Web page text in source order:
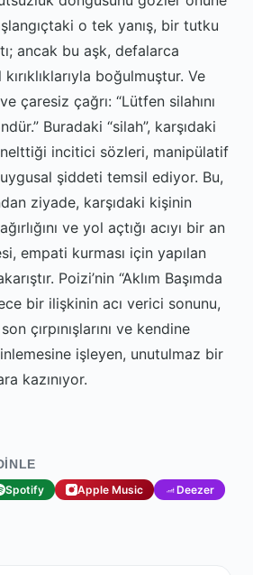
o tek yanış, bir tutku
ancak bu aşk, defalarca
boğulmuştur. Ve
çaresiz çağrı: “Lütfen silahını
Buradaki “silah”, karşıdaki
incitici sözleri, manipülatif
şiddeti temsil ediyor. Bu,
ziyade, karşıdaki kişinin
ve yol açtığı acıyı bir an
empati kurması için yapılan
Poizi’nin “Aklım Başımda
bir ilişkinin acı verici sonunu,
çırpınışlarını ve kendine
işleyen, unutulmaz bir
kazınıyor.
Spotify Apple Music Deezer